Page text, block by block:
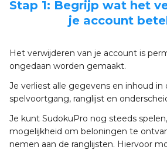
Stap 1: Begrijp wat het
je account
Het verwijderen van je account is
ongedaan worden gemaakt.
Je verliest alle gegevens en inhoud in
spelvoortgang, ranglijst en
Je kunt SudokuPro nog steeds
mogelijkheid om beloningen te
nemen aan de ranglijsten. Hiervoor